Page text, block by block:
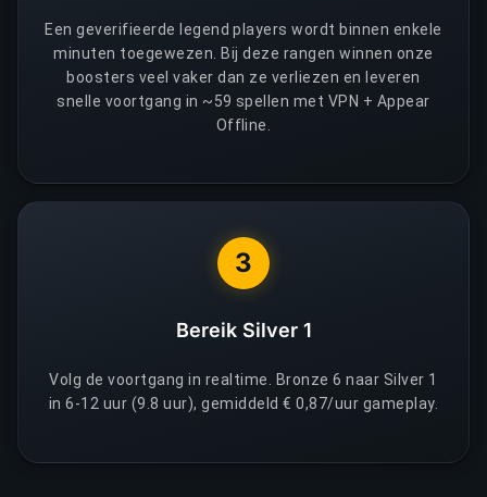
Een geverifieerde legend players wordt binnen enkele
minuten toegewezen. Bij deze rangen winnen onze
boosters veel vaker dan ze verliezen en leveren
snelle voortgang in ~59 spellen met VPN + Appear
Offline.
3
Bereik Silver 1
Volg de voortgang in realtime. Bronze 6 naar Silver 1
in 6-12 uur (9.8 uur), gemiddeld € 0,87/uur gameplay.